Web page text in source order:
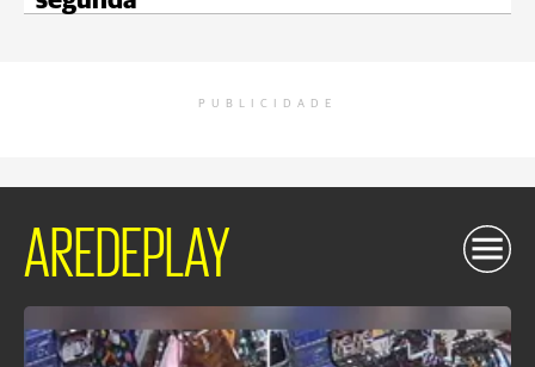
PUBLICIDADE
AREDEPLAY